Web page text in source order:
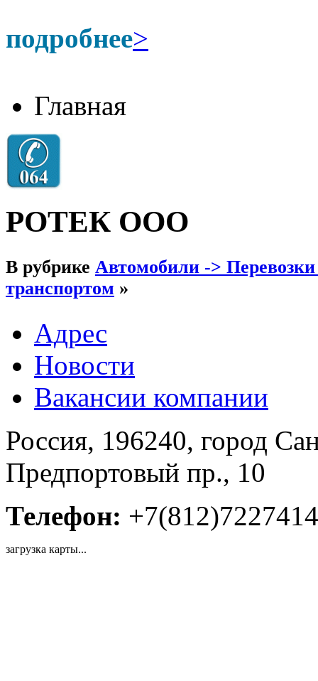
подробнее>
Главная
РОТЕК ООО
В рубрике Автомобили ->
транспортом »
Адрес
Новости
Вакансии компании
Россия, 196240, город
Предпортовый пр., 10
Телефон: +7(812)7227414
загрузка карты...